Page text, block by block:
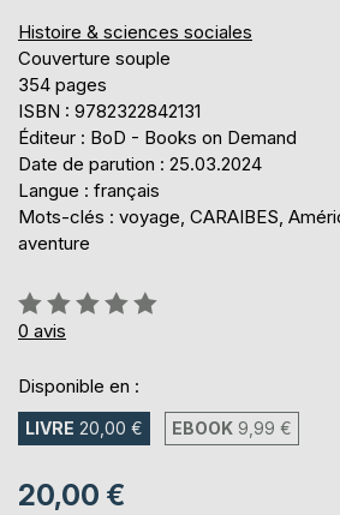
Histoire & sciences sociales
Couverture souple
354 pages
ISBN : 9782322842131
Éditeur : BoD - Books on Demand
Date de parution : 25.03.2024
Langue : français
Mots-clés : voyage, CARAIBES,
aventure
Évaluation:
0%
0 avis
Disponible en :
LIVRE 20,00 € EBOOK 9,99 €
20,00 €